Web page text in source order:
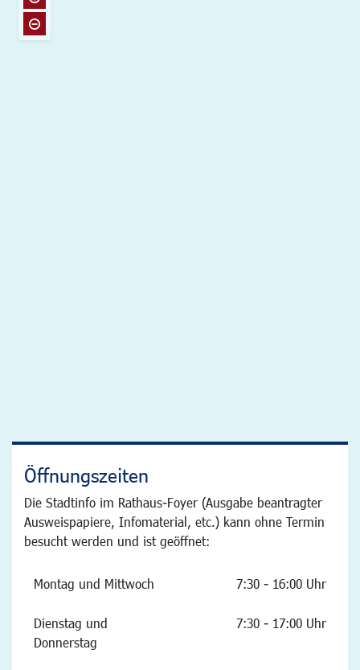
Öffnungszeiten
Die Stadtinfo im Rathaus-Foyer (Ausgabe beantragter
Ausweispapiere, Infomaterial, etc.) kann ohne Termin
besucht werden und ist geöffnet:
Montag und Mittwoch 7:30 - 16:00 Uhr
Dienstag und
Donnerstag
7:30 - 17:00 Uhr